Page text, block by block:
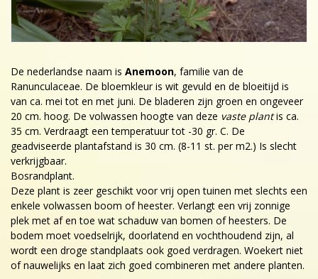
De nederlandse naam is Anemoon, familie van de
Ranunculaceae. De bloemkleur is wit gevuld en de bloeitijd is
van ca. mei tot en met juni. De bladeren zijn groen en ongeveer
20 cm. hoog. De volwassen hoogte van deze vaste plantis ca.
35 cm. Verdraagt een temperatuur tot -30 gr. C. De
geadviseerde plantafstand is 30 cm. (8-11 st. per m2.) Is slecht
verkrijgbaar.
Bosrandplant.
Deze plant is zeer geschikt voor vrij open tuinen met slechts een
enkele volwassen boom of heester. Verlangt een vrij zonnige
plek met af en toe wat schaduw van bomen of heesters. De
bodem moet voedselrijk, doorlatend en vochthoudend zijn, al
wordt een droge standplaats ook goed verdragen. Woekert niet
of nauwelijks en laat zich goed combineren met andere planten.